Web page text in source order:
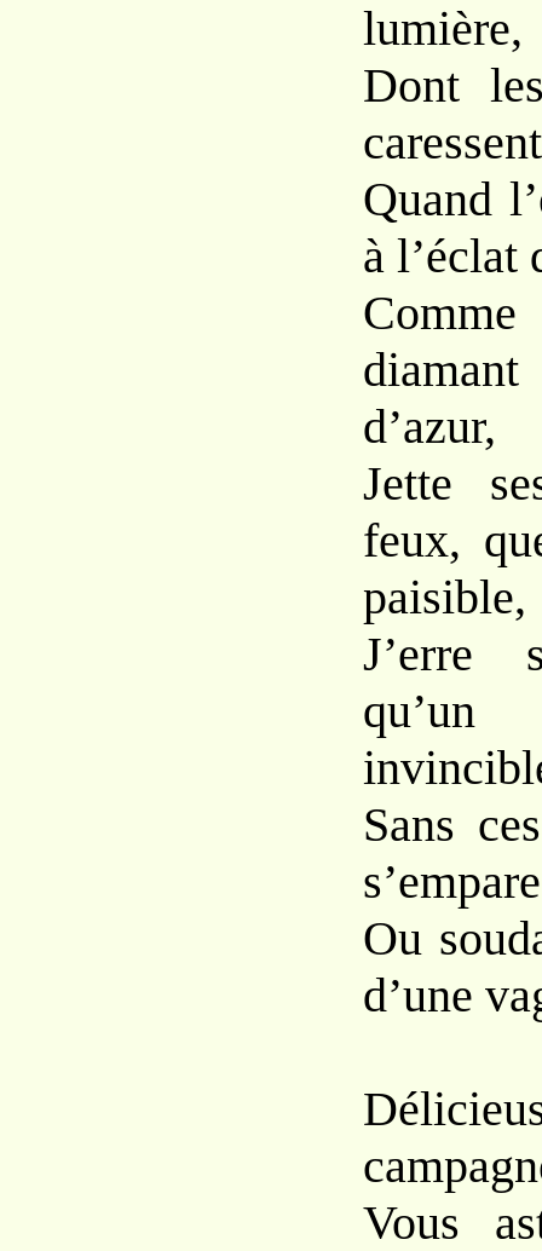
lumière,
Dont
Quand
à l’éclat
d’azur,
Jette
feux,
paisible,
J’erre
Sans
Ou
d’une
Vous